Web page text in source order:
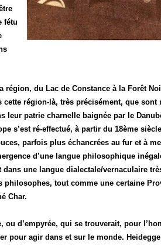
fétu
du Lac de Constance à la Forêt
région-là, très précisément, que sont
leur patrie charnelle baignée par le
s’est ré-effectué, à partir du 18ème
parfois plus échancrées au fur et à
d’une langue philosophique
une langue dialectale/vernaculaire
tout comme une certaine
Char.
d’empyrée, qui se trouverait, pour
pour agir dans et sur le monde.